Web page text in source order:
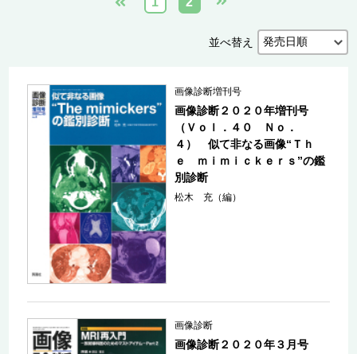
並べ替え
画像診断増刊号
画像診断２０２０年増刊号
（Ｖｏｌ．４０ Ｎｏ．
４） 似て非なる画像“Ｔｈ
ｅ ｍｉｍｉｃｋｅｒｓ”の鑑
別診断
松木 充（編）
画像診断
画像診断２０２０年３月号